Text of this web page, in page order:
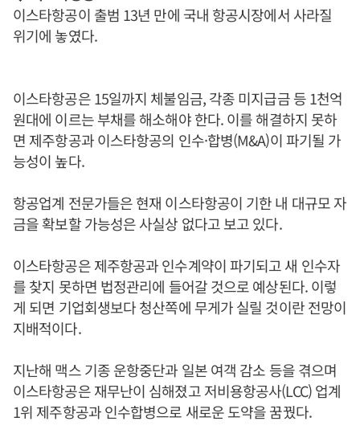
이스타항공이 출범 13년 만에 국내 항공시장에서 사라질
위기에 놓였다.
이스타항공은 15일까지 체불임금, 각종 미지급금 등 1천억
원대에 이르는 부채를 해소해야 한다. 이를 해결하지 못하
면 제주항공과 이스타항공의 인수·합병(M&A)이 파기될 가
능성이 높다.
항공업계 전문가들은 현재 이스타항공이 기한 내 대규모 자
금을 확보할 가능성은 사실상 없다고 보고 있다.
이스타항공은 제주항공과 인수계약이 파기되고 새 인수자
를 찾지 못하면 법정관리에 들어갈 것으로 예상된다. 이렇
게 되면 기업회생보다 청산쪽에 무게가 실릴 것이란 전망이
지배적이다.
지난해 맥스 기종 운항중단과 일본 여객 감소 등을 겪으며
이스타항공은 재무난이 심해졌고 저비용항공사(LCC) 업계
1위 제주항공과 인수합병으로 새로운 도약을 꿈꿨다.